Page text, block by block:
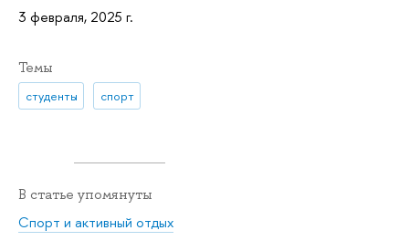
3 февраля, 2025 г.
Темы
студенты спорт
В статье упомянуты
Спорт и активный отдых